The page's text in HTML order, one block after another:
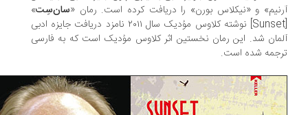
و «نیکلاس بورن» را دریافت کرده است. رمان « سان‌سِت»
[Sunset] نوشته كلاوس موُدیک سال ۲۰۱۱ نامزد دریافت جایزه ادبی
شد. این رمان نخستین اثر کلاوس موُدیک است که به فارسی
شده است.